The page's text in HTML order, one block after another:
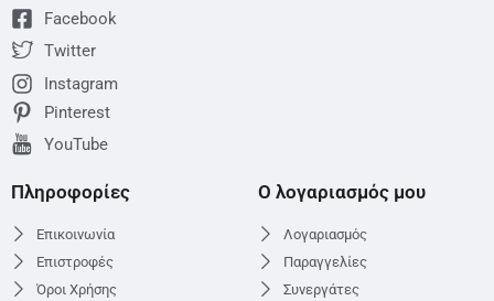
Facebook
Twitter
Instagram
Pinterest
YouTube
Πληροφορίες
Επικοινωνία
Επιστροφές
Όροι Χρήσης
Ο λογαριασμός μου
Λογαριασμός
Παραγγελίες
Συνεργάτες